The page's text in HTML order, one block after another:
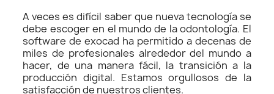
A veces es difícil saber que nueva tecnología se
debe escoger en el mundo de la odontología. El
software de exocad ha permitido a decenas de
miles de profesionales alrededor del mundo a
hacer, de una manera fácil, la transición a la
producción digital. Estamos orgullosos de la
satisfacción de nuestros clientes.